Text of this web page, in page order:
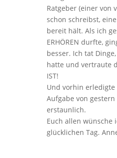
Ratgeber (einer von
schon schreibst,
bereit hält. Als ich
ERHÖREN durfte,
besser. Ich tat
hatte und vertraute
IST!
Und vorhin
Aufgabe von
erstaunlich.
Euch allen wünsche
glücklichen Tag.